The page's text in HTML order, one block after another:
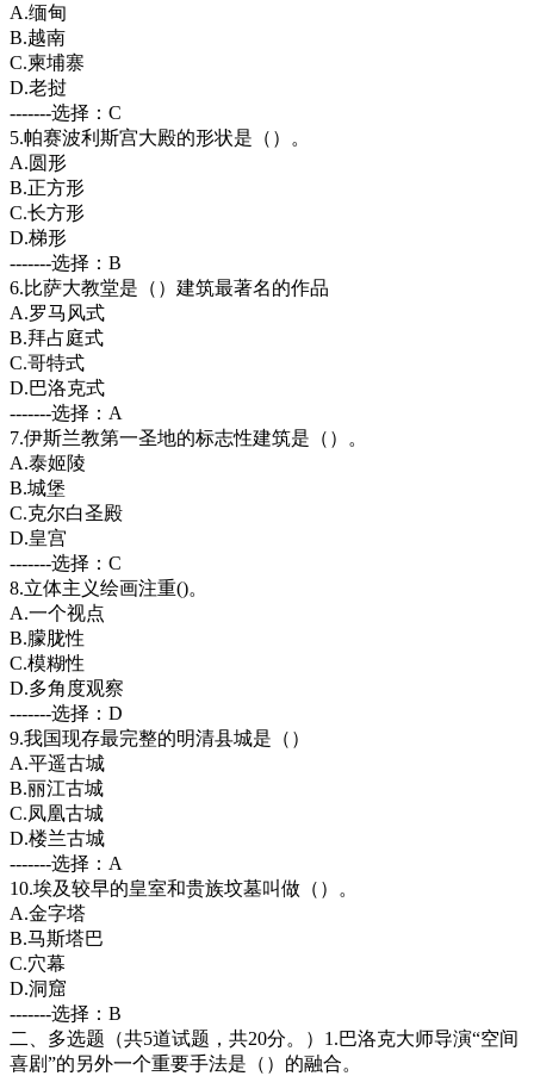
A.缅甸
B.越南
C.柬埔寨
D.老挝
-------选择：C
5.帕赛波利斯宫大殿的形状是（）。
A.圆形
B.正方形
C.长方形
D.梯形
-------选择：B
6.比萨大教堂是（）建筑最著名的作品
A.罗马风式
B.拜占庭式
C.哥特式
D.巴洛克式
-------选择：A
7.伊斯兰教第一圣地的标志性建筑是（）。
A.泰姬陵
B.城堡
C.克尔白圣殿
D.皇宫
-------选择：C
8.立体主义绘画注重()。
A.一个视点
B.朦胧性
C.模糊性
D.多角度观察
-------选择：D
9.我国现存最完整的明清县城是（）
A.平遥古城
B.丽江古城
C.凤凰古城
D.楼兰古城
-------选择：A
10.埃及较早的皇室和贵族坟墓叫做（）。
A.金字塔
B.马斯塔巴
C.穴幕
D.洞窟
-------选择：B
二、多选题（共5道试题，共20分。）1.巴洛克大师导演“空间
喜剧”的另外一个重要手法是（）的融合。